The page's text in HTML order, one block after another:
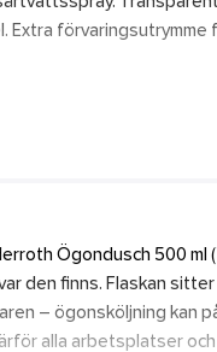
Extra förvaringsutrymme
1911)
150 ml (REF 726000)
(REF 6036)
Ögondusch 500 ml
den finns. Flaskan
– ögonsköljning kan
alla arbetsplatser